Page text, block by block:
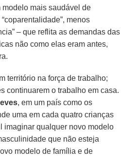
modelo mais saudável de
menos
– que reflita as demandas das
não como elas eram antes,
território na força de trabalho;
continuarem o trabalho em casa.
, em um país como os
uma em cada quatro crianças
imaginar qualquer novo modelo
que não esteja
modelo de família e de